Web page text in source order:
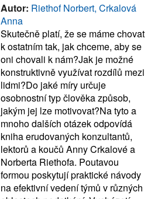
Autor: Riethof Norbert, Crkalová
Anna
Skutečně platí, že se máme chovat
k ostatním tak, jak chceme, aby se
oni chovali k nám?Jak je možné
konstruktivně využívat rozdílů mezi
lidmi?Do jaké míry určuje
osobnostní typ člověka způsob,
jakým jej lze motivovat?Na tyto a
mnoho dalších otázek odpovídá
kniha erudovaných konzultantů,
lektorů a koučů Anny Crkalové a
Norberta Riethofa. Poutavou
formou poskytují praktické návody
na efektivní vedení týmů v různých